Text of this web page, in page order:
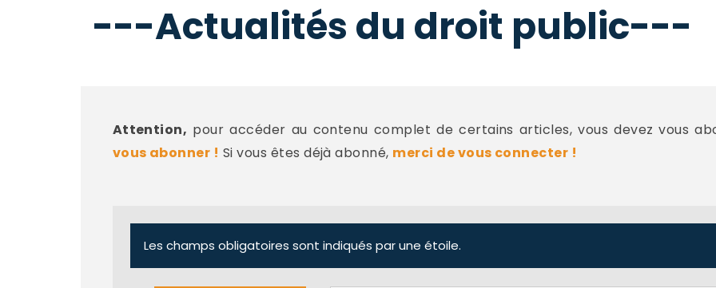
---Actualités du droit public---
Attention, pour accéder au contenu complet de certains articles, vous devez vous
vous abonner ! Si vous êtes déjà abonné, merci de vous connecter !
Les champs obligatoires sont indiqués par une étoile.